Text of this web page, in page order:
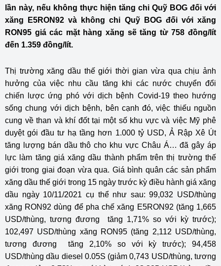
lần này, nếu không thực hiện tăng chi Quỹ BOG đối với
xăng E5RON92 và không chi Quỹ BOG đối với xăng
RON95 giá các mặt hàng xăng sẽ tăng từ 758 đồng/lít
đến 1.359 đồng/lít.
Thị trường xăng dầu thế giới thời gian vừa qua chịu ảnh
hưởng của việc nhu cầu tăng khi các nước chuyển đổi
chiến lược ứng phó với dịch bệnh Covid-19 theo hướng
sống chung với dịch bệnh, bên cạnh đó, việc thiếu nguồn
cung về than và khí đốt tại một số khu vực và việc Mỹ phê
duyệt gói đầu tư hạ tầng hơn 1.000 tỷ USD, Ả Rập Xê Út
tăng lượng bán dầu thô cho khu vực Châu Á… đã gây áp
lực làm tăng giá xăng dầu thành phẩm trên thị trường thế
giới trong giai đoạn vừa qua. Giá bình quân các sản phẩm
xăng dầu thế giới trong 15 ngày trước kỳ điều hành giá xăng
dầu ngày 10/11/2021 cụ thể như sau: 99,032 USD/thùng
xăng RON92 dùng để pha chế xăng E5RON92 (tăng 1,665
USD/thùng, tương đương tăng 1,71% so với kỳ trước);
102,497 USD/thùng xăng RON95 (tăng 2,112 USD/thùng,
tương đương tăng 2,10% so với kỳ trước); 94,458
USD/thùng dầu diesel 0.05S (giảm 0,743 USD/thùng, tương